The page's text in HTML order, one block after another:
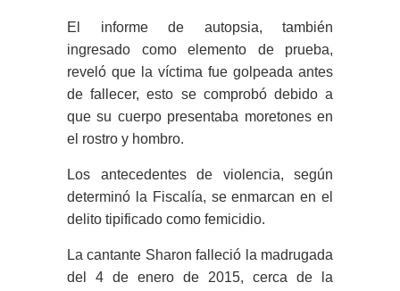
El informe de autopsia, también
ingresado como elemento de prueba,
reveló que la víctima fue golpeada antes
de fallecer, esto se comprobó debido a
que su cuerpo presentaba moretones en
el rostro y hombro.
Los antecedentes de violencia, según
determinó la Fiscalía, se enmarcan en el
delito tipificado como femicidio.
La cantante Sharon falleció la madrugada
del 4 de enero de 2015, cerca de la